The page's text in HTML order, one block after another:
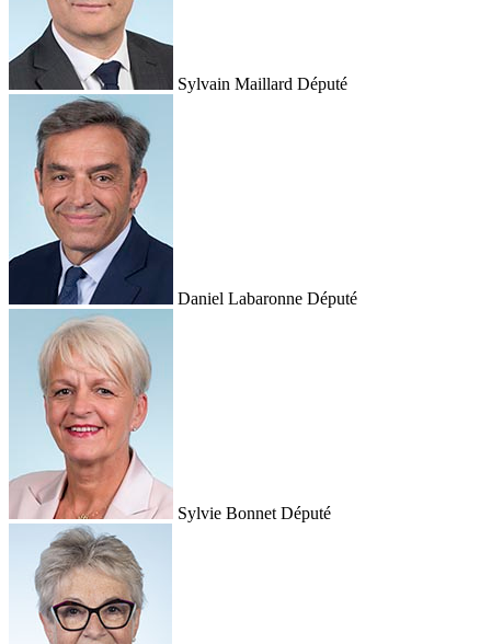
Sylvain Maillard Député
Daniel Labaronne Député
Sylvie Bonnet Député